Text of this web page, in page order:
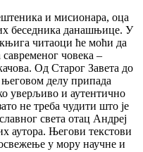
и мисионара, оца
беседника данашњице. У
читаоци ће моћи да
човека –
Од Старог Завета до
делу припада
уверљиво и аутентично
не треба чудити што је
света отац Андреј
аутора. Његови текстови
у мору научне и